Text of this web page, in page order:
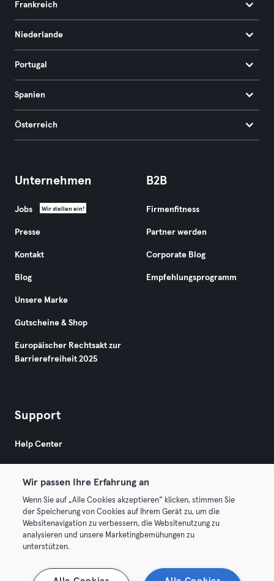
Frankreich
Niederlande
Portugal
Spanien
Österreich
Unternehmen
Jobs Wir stellen ein!
Presse
Kontakt
Blog
Unsere Marke
Gutscheine & Shop
Europäischer Rechtsakt zur
Barrierefreiheit 2025
B2B
Firmenfitness
Partner werden
Corporate Blog
Empfehlungsprogramm
Support
Help Center
© 2026 Urban Sports Group GmbH. All rights reserved.
AGB Datenschutz
Vertrag hier kündigen Hier Verträge widerrufen
Wir passen Ihre Erfahrung an
Wenn Sie auf „Alle Cookies akzeptieren“ klicken, stimmen Sie
der Speicherung von Cookies auf Ihrem Gerät zu, um die
Websitenavigation zu verbessern, die Websitenutzung zu
analysieren und unsere Marketingbemühungen zu
unterstützen.